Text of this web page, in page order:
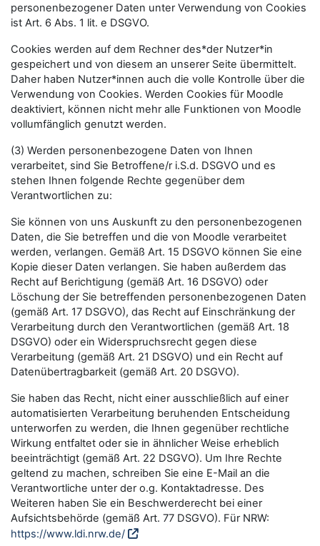
personenbezogener Daten unter Verwendung von Cookies
ist Art. 6 Abs. 1 lit. e DSGVO.
Cookies werden auf dem Rechner des*der Nutzer*in
gespeichert und von diesem an unserer Seite übermittelt.
Daher haben Nutzer*innen auch die volle Kontrolle über die
Verwendung von Cookies. Werden Cookies für Moodle
deaktiviert, können nicht mehr alle Funktionen von Moodle
vollumfänglich genutzt werden.
(3) Werden personenbezogene Daten von Ihnen
verarbeitet, sind Sie Betroffene/r i.S.d. DSGVO und es
stehen Ihnen folgende Rechte gegenüber dem
Verantwortlichen zu:
Sie können von uns Auskunft zu den personenbezogenen
Daten, die Sie betreffen und die von Moodle verarbeitet
werden, verlangen. Gemäß Art. 15 DSGVO können Sie eine
Kopie dieser Daten verlangen. Sie haben außerdem das
Recht auf Berichtigung (gemäß Art. 16 DSGVO) oder
Löschung der Sie betreffenden personenbezogenen Daten
(gemäß Art. 17 DSGVO), das Recht auf Einschränkung der
Verarbeitung durch den Verantwortlichen (gemäß Art. 18
DSGVO) oder ein Widerspruchsrecht gegen diese
Verarbeitung (gemäß Art. 21 DSGVO) und ein Recht auf
Datenübertragbarkeit (gemäß Art. 20 DSGVO).
Sie haben das Recht, nicht einer ausschließlich auf einer
automatisierten Verarbeitung beruhenden Entscheidung
unterworfen zu werden, die Ihnen gegenüber rechtliche
Wirkung entfaltet oder sie in ähnlicher Weise erheblich
beeinträchtigt (gemäß Art. 22 DSGVO). Um Ihre Rechte
geltend zu machen, schreiben Sie eine E-Mail an die
Verantwortliche unter der o.g. Kontaktadresse. Des
Weiteren haben Sie ein Beschwerderecht bei einer
Aufsichtsbehörde (gemäß Art. 77 DSGVO). Für NRW:
https://www.ldi.nrw.de/